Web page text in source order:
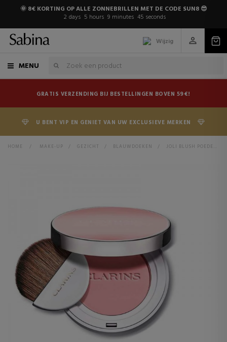
🌞 8€ KORTING OP ALLE ZONNEBRILLEN MET DE CODE SUN8 😎
2 days 5 hours 9 minutes 45 seconds
Wijzig
MENU
GRATIS VERZENDING BIJ BESTELLINGEN BOVEN 59€!
U BENT VIP EN GENIET VAN UW EXCLUSIEVE MERKEN
HOME > MAKE-UP > GEZICHT > BLAUWDOEKEN > JOLI BLUSH POEDER BLOS